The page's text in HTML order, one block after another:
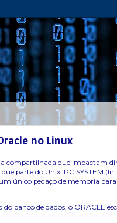
no Linux
compartilhada que impactam
parte do Unix IPC SYSTEM
único pedaço de memoria
banco de dados, o ORACLE